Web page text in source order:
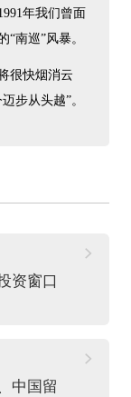
年我们曾面
南巡”风暴。
很快烟消云
步从头越”。
资窗口
中国留